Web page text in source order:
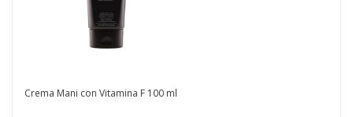
Crema Mani con Vitamina F 100 ml